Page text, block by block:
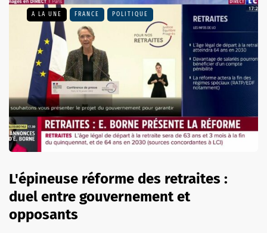
A LA UNE FRANCE POLITIQUE
L'épineuse réforme des retraites :
duel entre gouvernement et
opposants